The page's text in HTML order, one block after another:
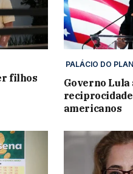
filhos
PALÁCIO DO
Governo Lula
americanos